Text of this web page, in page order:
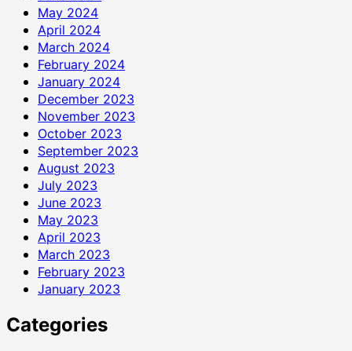
May 2024
April 2024
March 2024
February 2024
January 2024
December 2023
November 2023
October 2023
September 2023
August 2023
July 2023
June 2023
May 2023
April 2023
March 2023
February 2023
January 2023
Categories